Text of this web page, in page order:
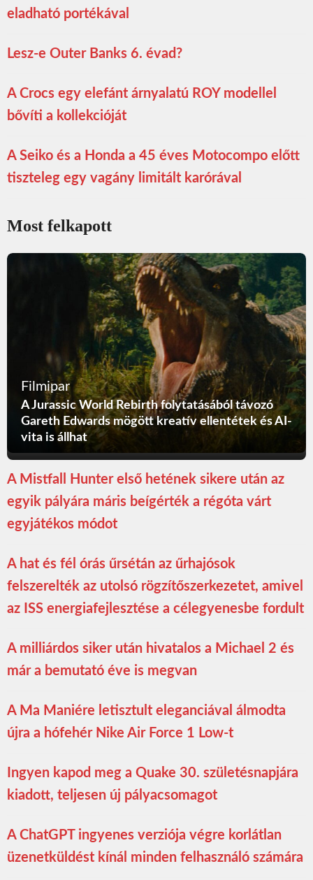
eladható portékával
Lesz-e Outer Banks 6. évad?
A Crocs egy elefánt árnyalatú ROY modellel
bővíti a kollekcióját
A Seiko és a Honda a 45 éves Motocompo előtt
tiszteleg egy vagány limitált karórával
Most felkapott
Filmipar
A Jurassic World Rebirth folytatásából távozó
Gareth Edwards mögött kreatív ellentétek és AI-
vita is állhat
A Mistfall Hunter első hetének sikere után az
egyik pályára máris beígérték a régóta várt
egyjátékos módot
A hat és fél órás űrsétán az űrhajósok
felszerelték az utolsó rögzítőszerkezetet, amivel
az ISS energiafejlesztése a célegyenesbe fordult
A milliárdos siker után hivatalos a Michael 2 és
már a bemutató éve is megvan
A Ma Maniére letisztult eleganciával álmodta
újra a hófehér Nike Air Force 1 Low-t
Ingyen kapod meg a Quake 30. születésnapjára
kiadott, teljesen új pályacsomagot
A ChatGPT ingyenes verziója végre korlátlan
üzenetküldést kínál minden felhasználó számára